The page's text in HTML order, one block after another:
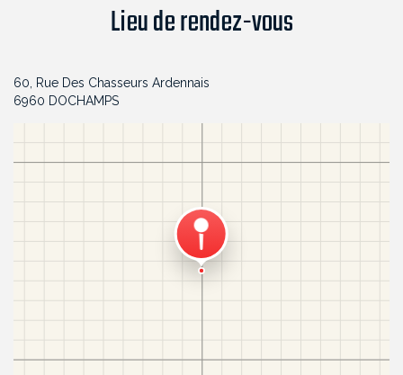
Lieu de rendez-vous
60, Rue Des Chasseurs Ardennais
6960 DOCHAMPS